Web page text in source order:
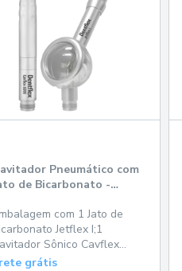
Pneumático com
de Bicarbonato -
com 1 Jato de
Jetflex I;1
Sônico Cavflex
grátis